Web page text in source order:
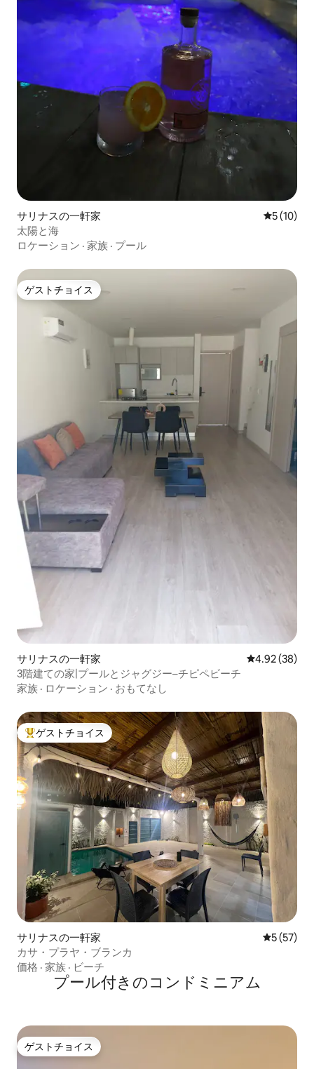
サリナスの一軒家 レビュー
5 (10)
太陽と海
ロケーション · 家族 · プール
ゲストチョイス
ゲストチョイス
サリナスの一軒家 レビュー38
4.92 (38)
3階建ての家|プールとジャグジー–チピペビーチ
家族 · ロケーション · おもてなし
大好評のゲストチョイスです。
ゲストチョイス
サリナスの一軒家 レビュー
5 (57)
カサ・プラヤ・ブランカ
価格 · 家族 · ビーチ
プール付きのコンドミニアム
ゲストチョイス
ゲストチョイス